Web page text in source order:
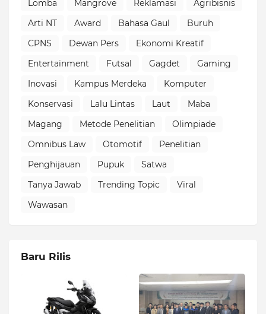
Lomba
Mangrove Reklamasi
Agribisnis
Arti NT
Award Bahasa Gaul
Buruh
CPNS
Dewan Pers
Ekonomi Kreatif
Entertainment
Futsal Gagdet
Gaming
Inovasi
Kampus Merdeka
Komputer
Konservasi
Lalu Lintas Laut
Maba
Magang
Metode Penelitian
Olimpiade
Omnibus Law
Otomotif
Penelitian
Penghijauan
Pupuk
Satwa
Tanya Jawab
Trending Topic
Viral
Wawasan
Baru Rilis